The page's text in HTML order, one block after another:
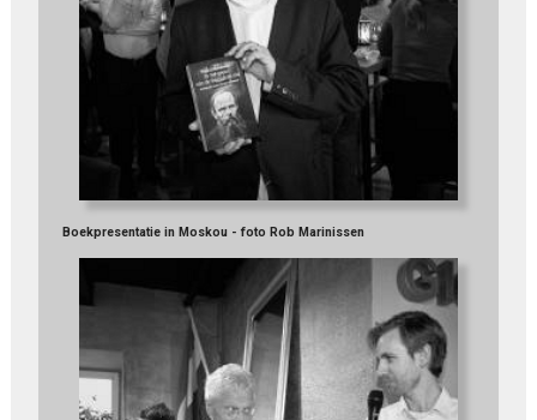
Boekpresentatie in Moskou - foto Rob Marinissen